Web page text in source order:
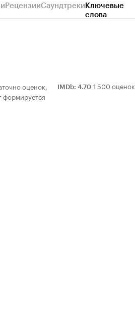
РецензииСаундтрекиКлючевые
слова
оценок,
формируется
IMDb: 4.70 1 500 оценок